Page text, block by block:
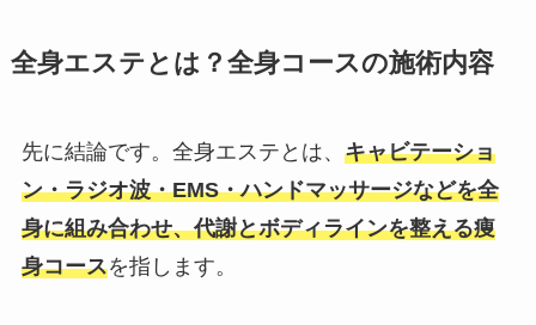
全身エステとは？全身コースの施術内容
先に結論です。全身エステとは、 キャビテーショ
ン・ラジオ波・EMS・ハンドマッサージなどを全
身に組み合わせ、代謝とボディラインを整える痩
身コースを指します。